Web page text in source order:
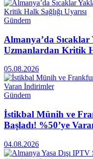
Gündem
Almanya’da
Uzmanlardan Kritik
05.08.2026
Gündem
İstikbal Münih ve
Başladı! %50’ye
04.08.2026